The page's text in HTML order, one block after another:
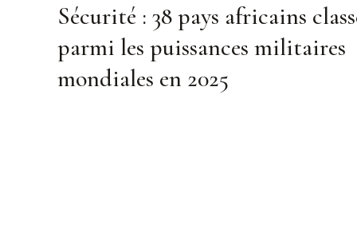
Sécurité : 38 pays africains
parmi les puissances militaires
mondiales en 2025